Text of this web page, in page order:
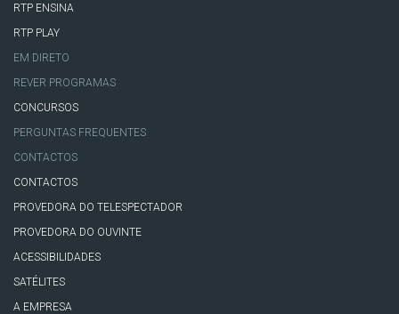
RTP ENSINA
RTP PLAY
EM DIRETO
REVER PROGRAMAS
CONCURSOS
PERGUNTAS FREQUENTES
CONTACTOS
CONTACTOS
PROVEDORA DO TELESPECTADOR
PROVEDORA DO OUVINTE
ACESSIBILIDADES
SATÉLITES
A EMPRESA